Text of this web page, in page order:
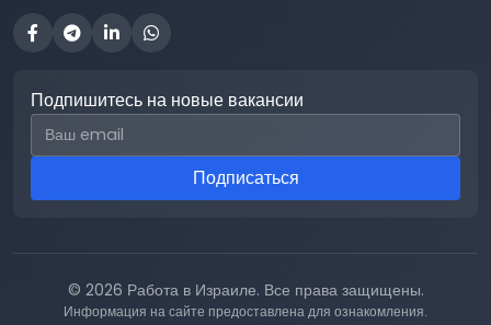
Подпишитесь на новые вакансии
Email для подписки
Подписаться
© 2026 Работа в Израиле. Все права защищены.
Информация на сайте предоставлена для ознакомления.